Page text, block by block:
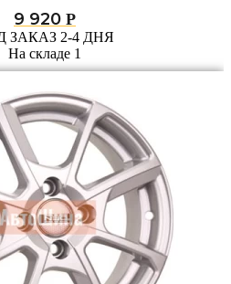
9 920 Р
ЗАКАЗ 2-4 ДНЯ
На складе 1